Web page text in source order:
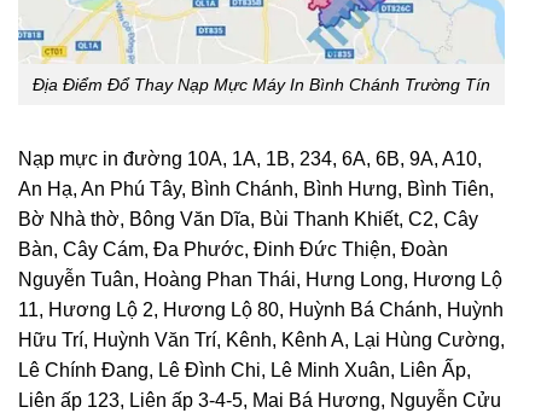
Địa Điểm Đổ Thay Nạp Mực Máy In Bình Chánh Trường Tín
Nạp mực in đường 10A, 1A, 1B, 234, 6A, 6B, 9A, A10,
An Hạ, An Phú Tây, Bình Chánh, Bình Hưng, Bình Tiên,
Bờ Nhà thờ, Bông Văn Dĩa, Bùi Thanh Khiết, C2, Cây
Bàn, Cây Cám, Đa Phước, Đinh Đức Thiện, Đoàn
Nguyễn Tuân, Hoàng Phan Thái, Hưng Long, Hương Lộ
11, Hương Lộ 2, Hương Lộ 80, Huỳnh Bá Chánh, Huỳnh
Hữu Trí, Huỳnh Văn Trí, Kênh, Kênh A, Lại Hùng Cường,
Lê Chính Đang, Lê Đình Chi, Lê Minh Xuân, Liên Ấp,
Liên ấp 123, Liên ấp 3-4-5, Mai Bá Hương, Nguyễn Cửu